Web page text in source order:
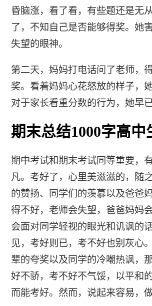
昏脑涨，看了看，有些题还是无
了，不知自己是否能够得奖。她
失望的眼神。
第二天，妈妈打电话问了老师，
奖。看着妈妈心花怒放的样子，
对于家长看重分数的行为，她早
期末总结1000字高中
期中考试和期末考试同等重要，
凡。考好了，心里美滋滋的，随
的赞扬、同学们的羡慕以及爸爸
得不好，老师会失望，爸爸妈妈
会面对同学轻视的眼光和讥讽的
见，考好则已，考不好也别灰心
辈的夸奖以及同学的冷嘲热讽，
好不骄，考不好不气馁，以平和
而能考好。然而，说起来容易，